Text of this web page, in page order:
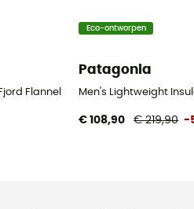
Flannel Shirt - Overhemd - Heren
Eco-ontworpen
Patagonia
Men's Lightweight
€ 108,90 € 219,90 -